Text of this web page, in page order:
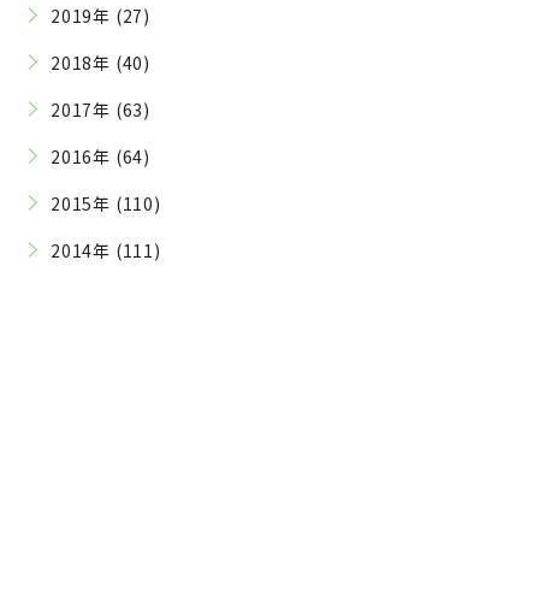
2019年 (27)
2018年 (40)
2017年 (63)
2016年 (64)
2015年 (110)
2014年 (111)